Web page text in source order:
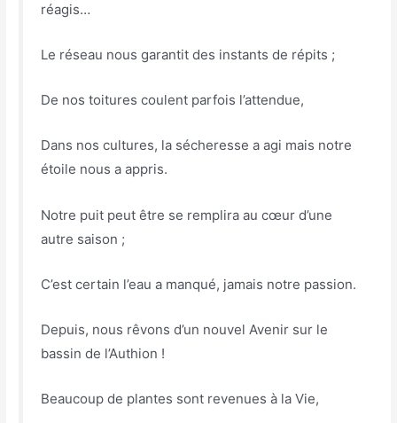
réagis…
Le réseau nous garantit des instants de répits ;
De nos toitures coulent parfois l’attendue,
Dans nos cultures, la sécheresse a agi mais notre
étoile nous a appris.
Notre puit peut être se remplira au cœur d’une
autre saison ;
C’est certain l’eau a manqué, jamais notre passion.
Depuis, nous rêvons d’un nouvel Avenir sur le
bassin de l’Authion !
Beaucoup de plantes sont revenues à la Vie,